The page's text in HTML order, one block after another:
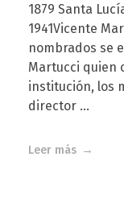
1879 Santa
1941Vicente
nombrados se
Martucci quien
institución, los
director ...
Leer más